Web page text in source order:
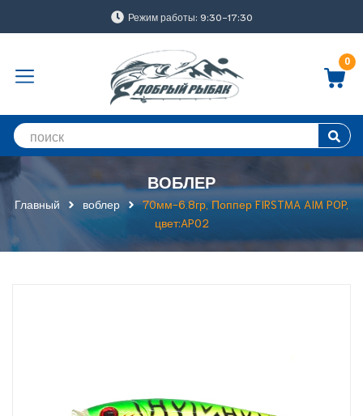
Режим работы: 9:30-17:30
0
ВОБЛЕР
Главный воблер
70мм-6.8гр, Поппер FIRSTMA AIM POP,
цвет:AP02